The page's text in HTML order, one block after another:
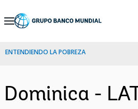
Skip
Navigation
ENTENDIENDO LA POBREZA
Dominica -